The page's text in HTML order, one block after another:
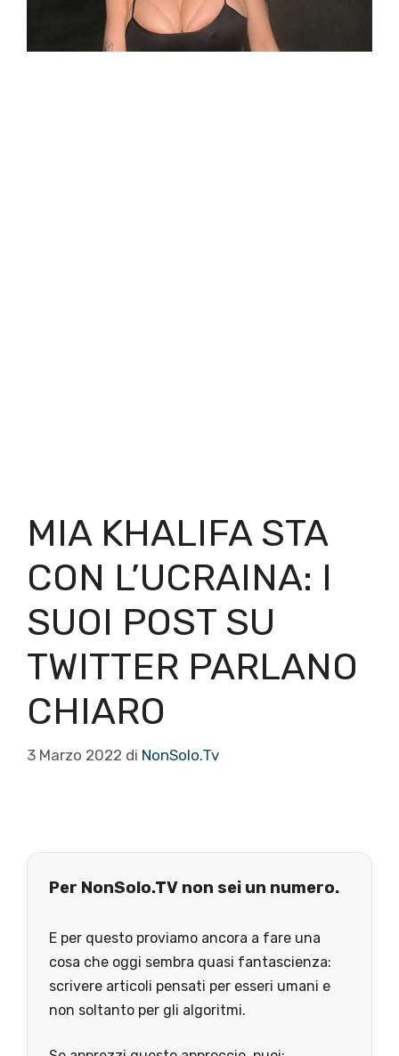
MIA KHALIFA STA
CON L’UCRAINA: I
SUOI POST SU
TWITTER PARLANO
CHIARO
3 Marzo 2022 di NonSolo.Tv
Per NonSolo.TV non sei un numero.
E per questo proviamo ancora a fare una
cosa che oggi sembra quasi fantascienza:
scrivere articoli pensati per esseri umani e
non soltanto per gli algoritmi.